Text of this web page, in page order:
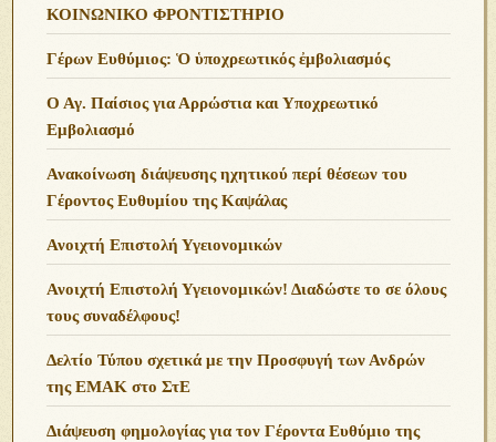
ΚΟΙΝΩΝΙΚΟ ΦΡΟΝΤΙΣΤΗΡΙΟ
Γέρων Ευθύμιος: Ὁ ὑποχρεωτικός ἐμβολιασμός
Ο Αγ. Παίσιος για Αρρώστια και Υποχρεωτικό
Εμβολιασμό
Ανακοίνωση διάψευσης ηχητικού περί θέσεων του
Γέροντος Ευθυμίου της Καψάλας
Ανοιχτή Επιστολή Υγειονομικών
Ανοιχτή Επιστολή Υγειονομικών! Διαδώστε το σε όλους
τους συναδέλφους!
Δελτίο Τύπου σχετικά με την Προσφυγή των Ανδρών
της ΕΜΑΚ στο ΣτΕ
Διάψευση φημολογίας για τον Γέροντα Ευθύμιο της